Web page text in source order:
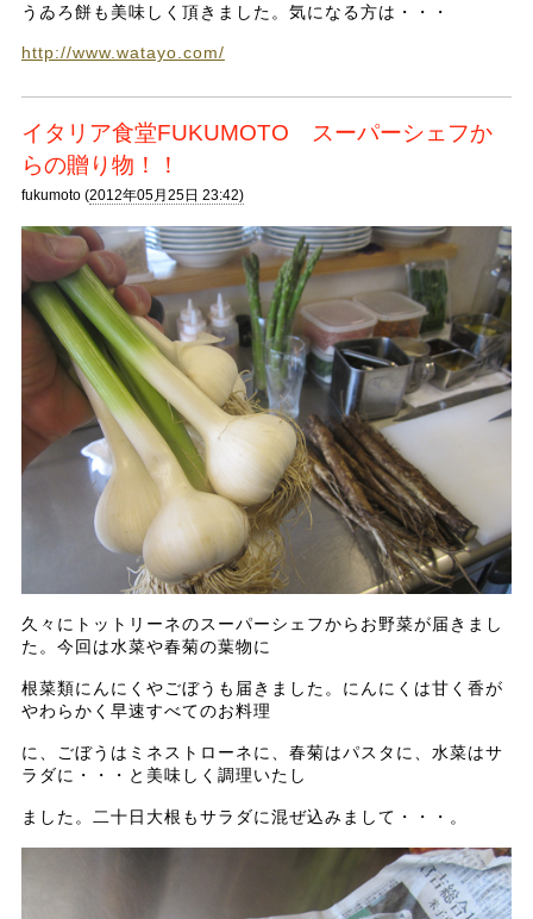
うゐろ餅も美味しく頂きました。気になる方は・・・
http://www.watayo.com/
イタリア食堂FUKUMOTO スーパーシェフか
らの贈り物！！
fukumoto (2012年05月25日 23:42)
久々にトットリーネのスーパーシェフからお野菜が届きまし
た。今回は水菜や春菊の葉物に
根菜類にんにくやごぼうも届きました。にんにくは甘く香が
やわらかく早速すべてのお料理
に、ごぼうはミネストローネに、春菊はパスタに、水菜はサ
ラダに・・・と美味しく調理いたし
ました。二十日大根もサラダに混ぜ込みまして・・・。